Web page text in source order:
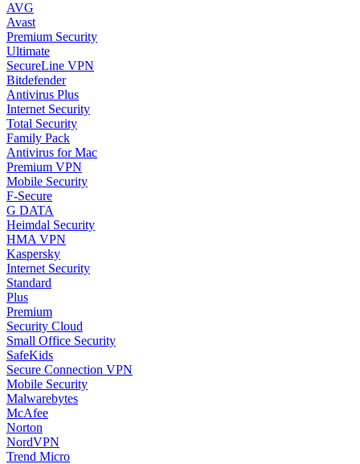
AVG
Avast
Premium Security
Ultimate
SecureLine VPN
Bitdefender
Antivirus Plus
Internet Security
Total Security
Family Pack
Antivirus for Mac
Premium VPN
Mobile Security
F-Secure
G DATA
Heimdal Security
HMA VPN
Kaspersky
Internet Security
Standard
Plus
Premium
Security Cloud
Small Office Security
SafeKids
Secure Connection VPN
Mobile Security
Malwarebytes
McAfee
Norton
NordVPN
Trend Micro